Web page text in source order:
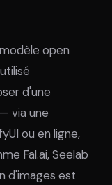
open
d'une
via une
ou en ligne,
Fal.ai, Seelab
d'images est